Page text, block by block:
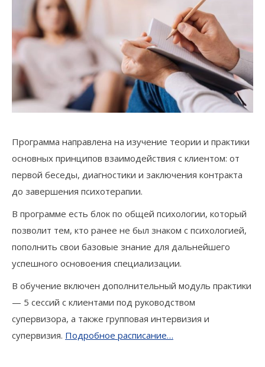
Программа направлена на изучение теории и практики
основных принципов взаимодействия с клиентом: от
первой беседы, диагностики и заключения контракта
до завершения психотерапии.
В программе есть блок по общей психологии, который
позволит тем, кто ранее не был знаком с психологией,
пополнить свои базовые знание для дальнейшего
успешного основоения специализации.
В обучение включен дополнительный модуль практики
— 5 сессий с клиентами под руководством
супервизора, а также групповая интервизия и
супервизия. Подробное расписание…